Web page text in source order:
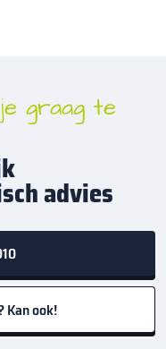
graag te
advies
Kan ook!